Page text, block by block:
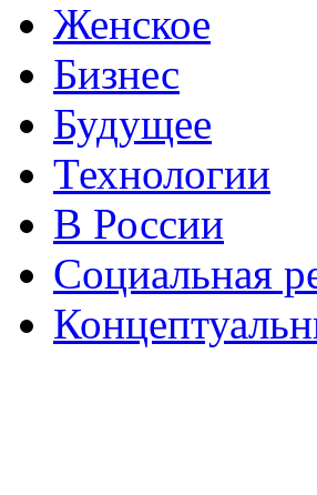
Женское
Бизнес
Будущее
Технологии
В России
Социальная